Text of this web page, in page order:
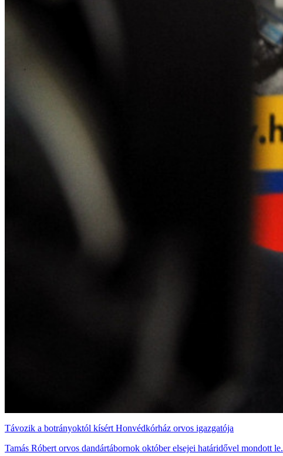
Távozik a botrányoktól kísért Honvédkórház orvos igazgatója
Tamás Róbert orvos dandártábornok október elsejei határidővel mondott le.